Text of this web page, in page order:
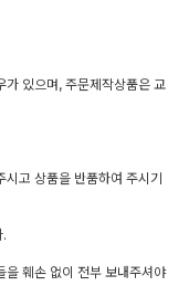
있으며, 주문제작상품은 교
시고 상품을 반품하여 주시기
을 훼손 없이 전부 보내주셔야